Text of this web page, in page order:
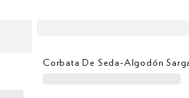
Corbata De Seda-Algodón